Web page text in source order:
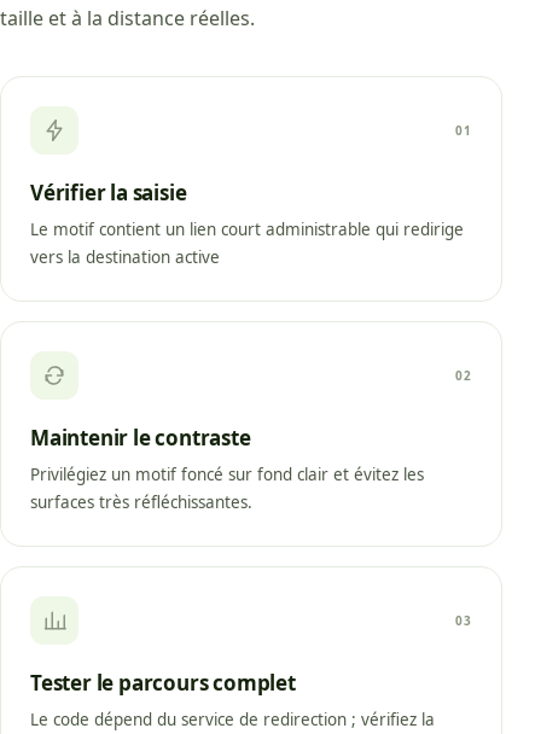
taille et à la distance réelles.
01
Vérifier la saisie
Le motif contient un lien court administrable qui redirige
vers la destination active
02
Maintenir le contraste
Privilégiez un motif foncé sur fond clair et évitez les
surfaces très réfléchissantes.
03
Tester le parcours complet
Le code dépend du service de redirection ; vérifiez la